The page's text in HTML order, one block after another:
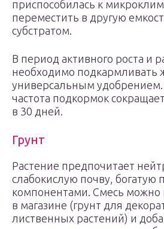
приспособилась к
переместить в другую
субстратом.
В период активного роста и
необходимо подкармливать
универсальным
частота подкормок
в 30 дней.
Грунт
Растение предпочитает
слабокислую почву, богатую
компонентами. Смесь можно
в магазине (грунт для
лиственных растений) и